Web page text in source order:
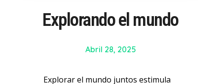
Explorando el mundo
Abril 28, 2025
Explorar el mundo juntos estimula